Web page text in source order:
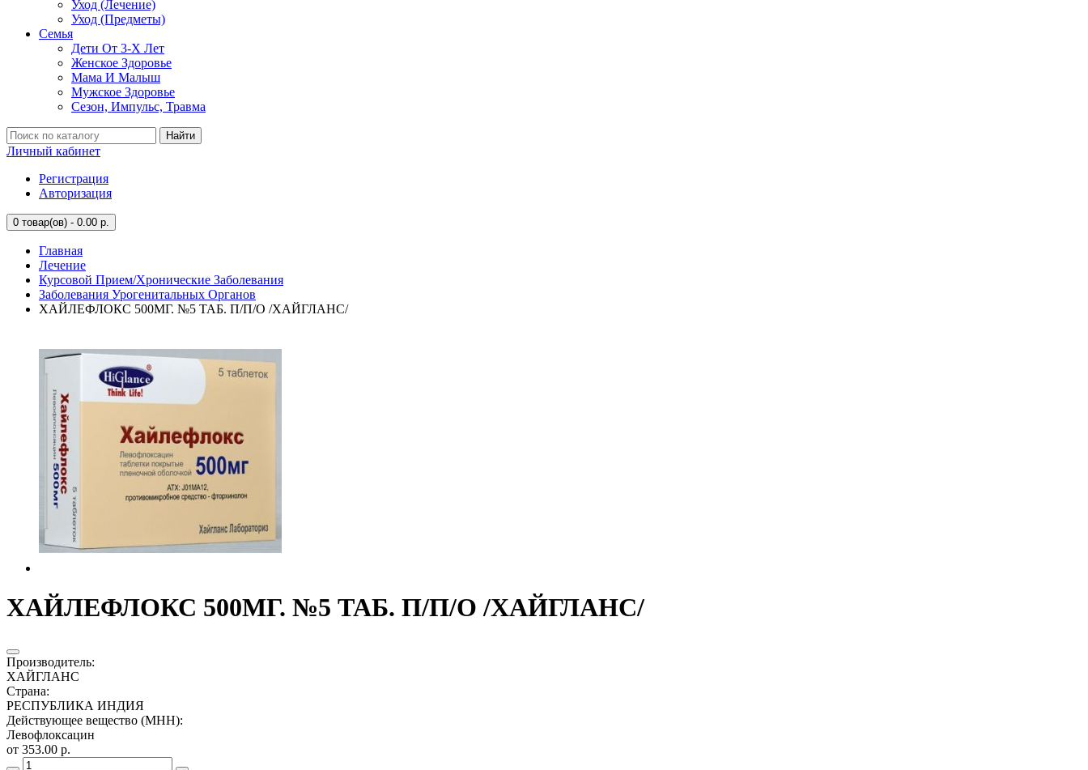
Уход (Лечение)
Уход (Предметы)
Семья
Дети От 3-Х Лет
Женское Здоровье
Мама И Малыш
Мужское Здоровье
Сезон, Импульс, Травма
Найти
Личный кабинет
Регистрация
Авторизация
0 товар(ов) - 0.00 р.
Главная
Лечение
Курсовой Прием/Хронические Заболевания
Заболевания Урогенитальных Органов
ХАЙЛЕФЛОКС 500МГ. №5 ТАБ. П/П/О /ХАЙГЛАНС/
ХАЙЛЕФЛОКС 500МГ. №5 ТАБ. П/П/О /ХАЙГЛАНС/
Производитель:
ХАЙГЛАНС
Страна:
РЕСПУБЛИКА ИНДИЯ
Действующее вещество (МНН):
Левофлоксацин
от 353.00 р.